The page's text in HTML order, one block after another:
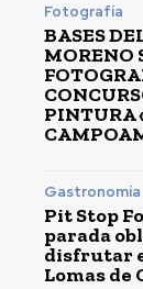
Fotografía
BASES
MORENO
PINTURA
Gastronomía
Pit Stop
parada
disfrutar
Lomas de